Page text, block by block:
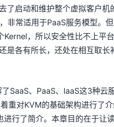
启动和维护整个虚拟客户机
常适用于PaaS服务模型。
，所以安全性比不上平
各有所长，还处在相互取长
、PaaS、IaaS这3种云
重对KVM的基础架构进行了介
行了简介。本章目的在于让